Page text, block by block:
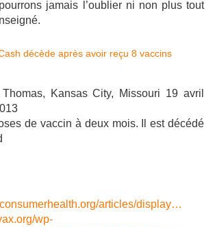
jamais l’oublier ni non plus tout
Kansas City, Missouri 19 avril
de vaccin à deux mois. Il est décédé
articles/display…
wp-